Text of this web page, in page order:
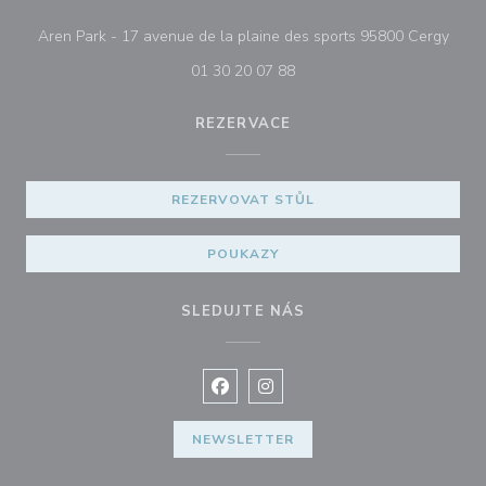
Aren Park - 17 avenue de la plaine des sports 95800 Cergy
01 30 20 07 88
REZERVACE
REZERVOVAT STŮL
POUKAZY
SLEDUJTE NÁS
Facebook ((otevře se v novém
Instagram ((otevře se v
NEWSLETTER